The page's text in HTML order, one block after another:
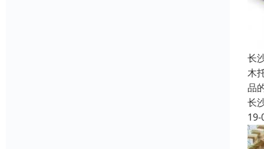
长
木
品
长
19-